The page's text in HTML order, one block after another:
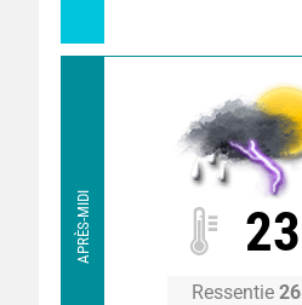
APRÈS-MIDI 23
Ressentie 26